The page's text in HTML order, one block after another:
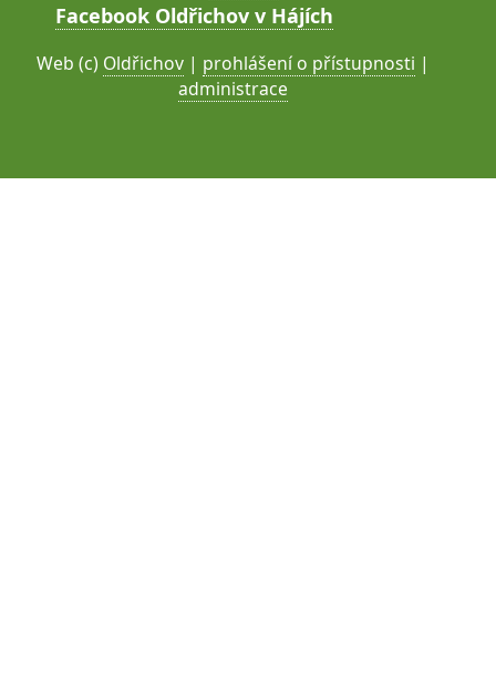
Facebook Oldřichov v Hájích
Web (c) Oldřichov | prohlášení o přístupnosti |
administrace